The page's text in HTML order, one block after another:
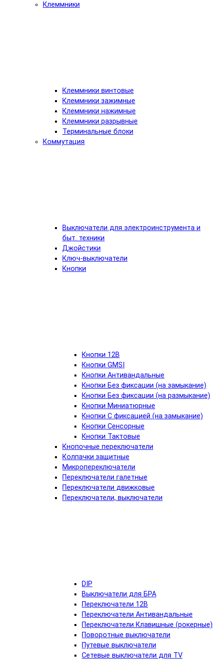
Клеммники
Клеммники винтовые
Клеммники зажимные
Клеммники нажимные
Клеммники разрывные
Терминальные блоки
Коммутация
Выключатели для электроинструмента и
быт. техники
Джойстики
Ключ-выключатели
Кнопки
Кнопки 12В
Кнопки GMSI
Кнопки Антивандальные
Кнопки Без фиксации (на замыкание)
Кнопки Без фиксации (на размыкание)
Кнопки Миниатюрные
Кнопки С фиксацией (на замыкание)
Кнопки Сенсорные
Кнопки Тактовые
Кнопочные переключатели
Колпачки защитные
Микропереключатели
Переключатели галетные
Переключатели движковые
Переключатели, выключатели
DIP
Выключатели для БРА
Переключатели 12В
Переключатели Антивандальные
Переключатели Клавишные (рокерные)
Поворотные выключатели
Путевые выключатели
Сетевые выключатели для TV